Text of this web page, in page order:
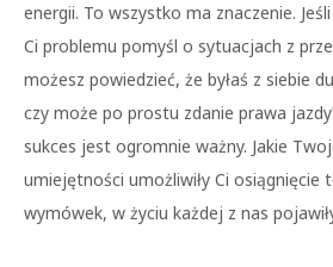
energii. To wszystko ma znaczenie.
Ci problemu pomyśl o sytuacjach z
możesz powiedzieć, że byłaś z siebie
czy może po prostu zdanie prawa
sukces jest ogromnie ważny. Jakie
umiejętności umożliwiły Ci osiągnięcie
wymówek, w życiu każdej z nas